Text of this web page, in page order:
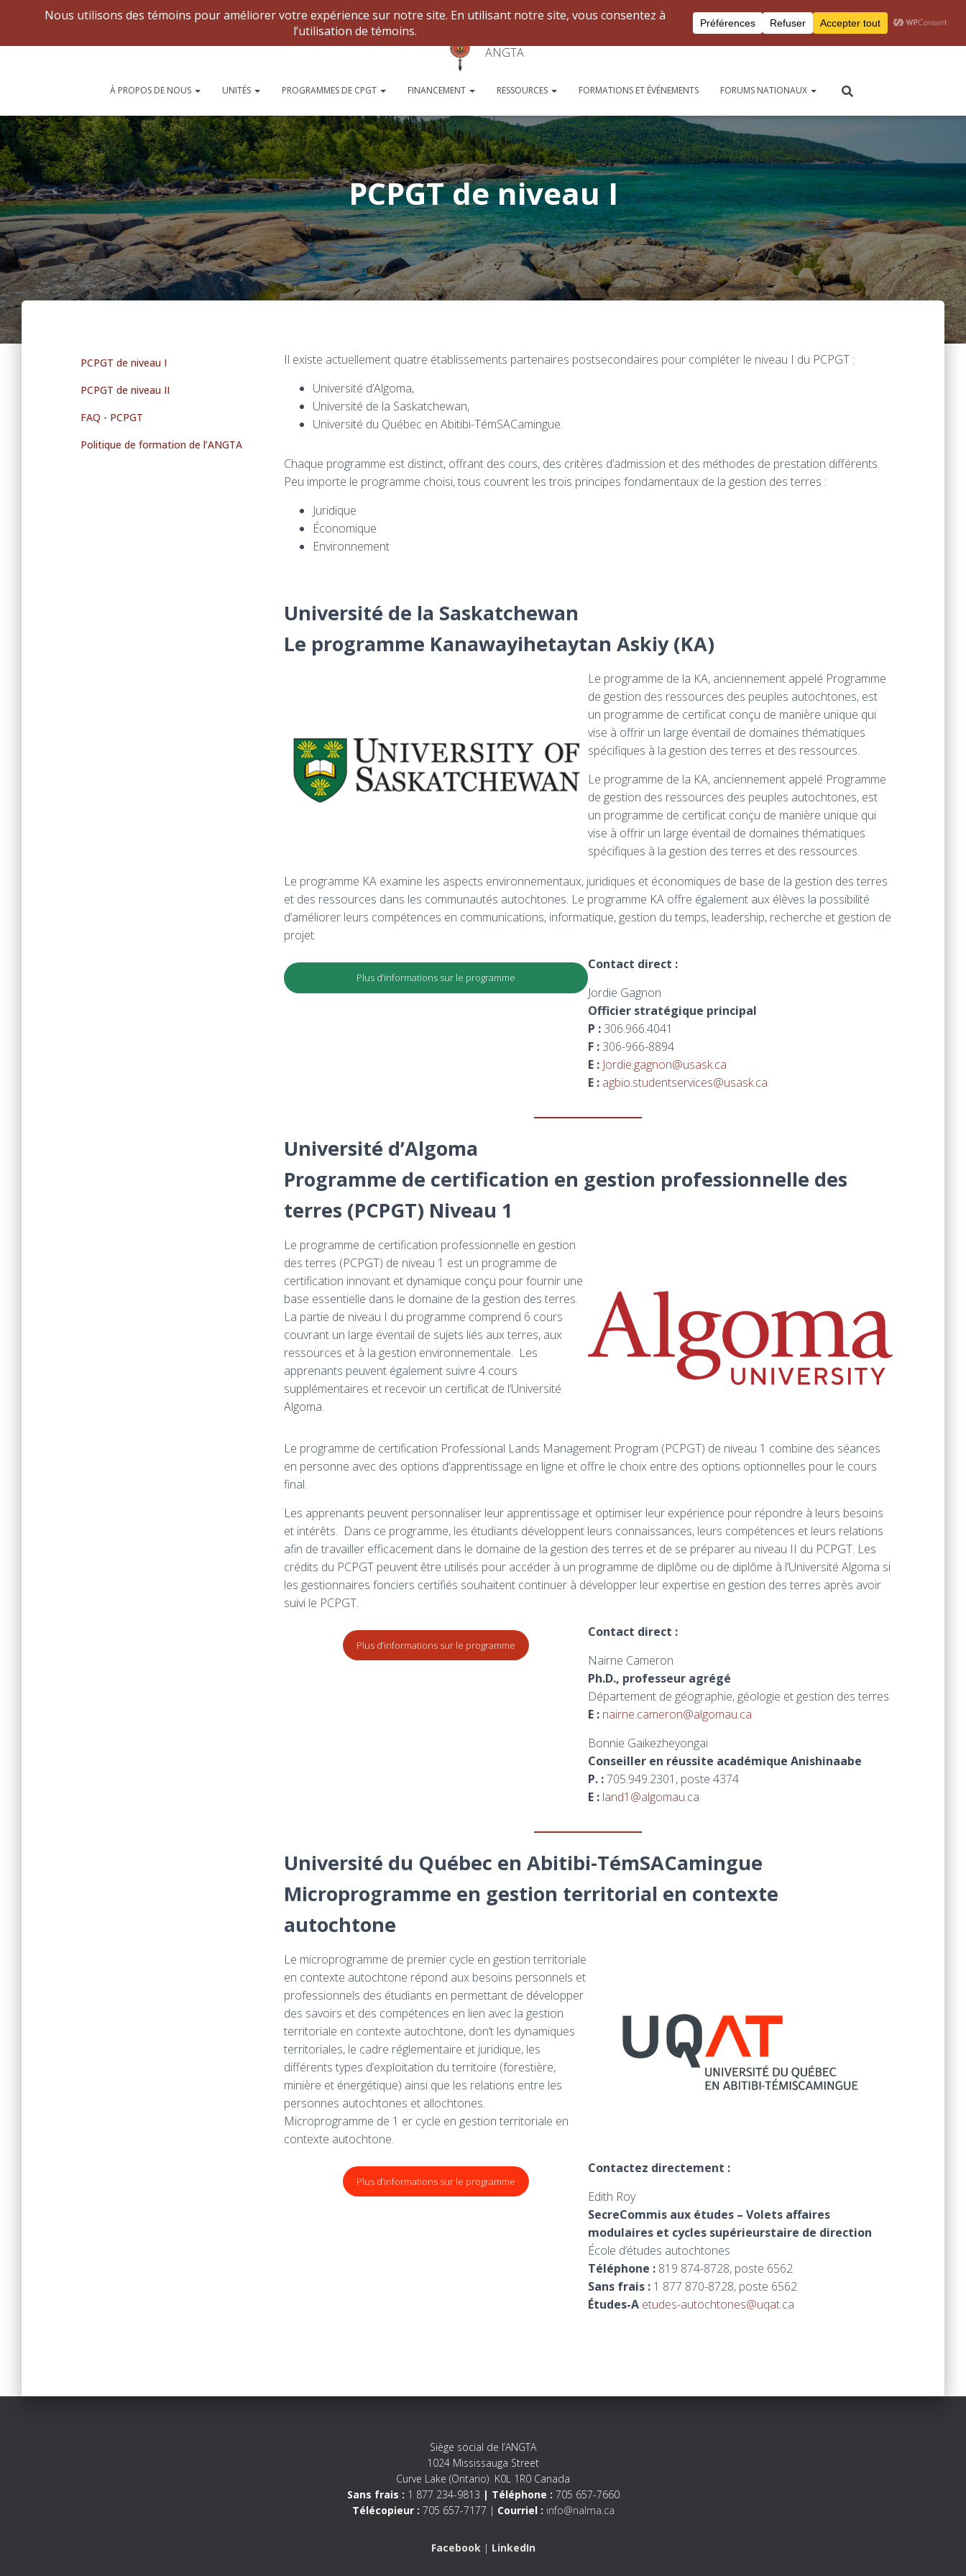
Connexion à Peersite Pour nous joindre
Forums nationaux
ANGTA
À PROPOS DE NOUS UNITÉS PROGRAMMES DE CPGT FINANCEMENT RESSOURCES FORMATIONS ET ÉVÉNEMENTS FORUMS NATIONAUX
PCPGT de niveau I
PCPGT de niveau I
PCPGT de niveau II
FAQ - PCPGT
Politique de formation de l’ANGTA
Il existe actuellement quatre établissements partenaires postsecondaires pour compléter le niveau I du PCPGT :
Université d’Algoma,
Université de la Saskatchewan,
Université du Québec en Abitibi-TémSACamingue.
Chaque programme est distinct, offrant des cours, des critères d’admission et des méthodes de prestation différents.
Peu importe le programme choisi, tous couvrent les trois principes fondamentaux de la gestion des terres :
Juridique
Économique
Environnement
Université de la Saskatchewan
Le programme Kanawayihetaytan Askiy (KA)
Le programme de la KA, anciennement appelé Programme
de gestion des ressources des peuples autochtones, est
un programme de certificat conçu de manière unique qui
vise à offrir un large éventail de domaines thématiques
spécifiques à la gestion des terres et des ressources.
Le programme de la KA, anciennement appelé Programme
de gestion des ressources des peuples autochtones, est
un programme de certificat conçu de manière unique qui
vise à offrir un large éventail de domaines thématiques
spécifiques à la gestion des terres et des ressources.
Le programme KA examine les aspects environnementaux, juridiques et économiques de base de la gestion des terres
et des ressources dans les communautés autochtones. Le programme KA offre également aux élèves la possibilité
d’améliorer leurs compétences en communications, informatique, gestion du temps, leadership, recherche et gestion de
projet.
Plus d’informations sur le programme
Contact direct :
Jordie Gagnon
Officier stratégique principal
P : 306.966.4041
F : 306-966-8894
E : Jordie.gagnon@usask.ca
E : agbio.studentservices@usask.ca
Université d’Algoma
Programme de certification en gestion professionnelle des
terres (PCPGT) Niveau 1
Le programme de certification professionnelle en gestion
des terres (PCPGT) de niveau 1 est un programme de
certification innovant et dynamique conçu pour fournir une
base essentielle dans le domaine de la gestion des terres.
La partie de niveau I du programme comprend 6 cours
couvrant un large éventail de sujets liés aux terres, aux
ressources et à la gestion environnementale. Les
apprenants peuvent également suivre 4 cours
supplémentaires et recevoir un certificat de l’Université
Algoma.
Le programme de certification Professional Lands Management Program (PCPGT) de niveau 1 combine des séances
en personne avec des options d’apprentissage en ligne et offre le choix entre des options optionnelles pour le cours
final.
Les apprenants peuvent personnaliser leur apprentissage et optimiser leur expérience pour répondre à leurs besoins
et intérêts. Dans ce programme, les étudiants développent leurs connaissances, leurs compétences et leurs relations
afin de travailler efficacement dans le domaine de la gestion des terres et de se préparer au niveau II du PCPGT. Les
crédits du PCPGT peuvent être utilisés pour accéder à un programme de diplôme ou de diplôme à l’Université Algoma si
les gestionnaires fonciers certifiés souhaitent continuer à développer leur expertise en gestion des terres après avoir
suivi le PCPGT.
Plus d’informations sur le programme
Contact direct :
Nairne Cameron
Ph.D., professeur agrégé
Département de géographie, géologie et gestion des terres
E : nairne.cameron@algomau.ca
Bonnie Gaikezheyongai
Conseiller en réussite académique Anishinaabe
P. :705.949.2301, poste 4374
E : land1@algomau.ca
Université du Québec en Abitibi-TémSACamingue
Microprogramme en gestion territorial en contexte
autochtone
Le microprogramme de premier cycle en gestion territoriale
en contexte autochtone répond aux besoins personnels et
professionnels des étudiants en permettant de développer
des savoirs et des compétences en lien avec la gestion
territoriale en contexte autochtone, don’t les dynamiques
territoriales, le cadre réglementaire et juridique, les
différents types d’exploitation du territoire (forestière,
minière et énergétique) ainsi que les relations entre les
personnes autochtones et allochtones.
Microprogramme de 1 er cycle en gestion territoriale en
contexte autochtone.
Plus d’informations sur le programme
Contactez directement :
Edith Roy
SecreCommis aux études – Volets affaires
modulaires et cycles supérieurstaire de direction
École d’études autochtones
Téléphone : 819 874-8728, poste 6562
Sans frais : 1 877 870-8728, poste 6562
Études-A etudes-autochtones@uqat.ca
Siège social de l’ANGTA
1024 Mississauga Street
Curve Lake (Ontario) K0L 1R0 Canada
Sans frais : 1 877 234-9813 | Téléphone : 705 657-7660
Télécopieur : 705 657-7177 | Courriel : info@nalma.ca
Facebook| LinkedIn